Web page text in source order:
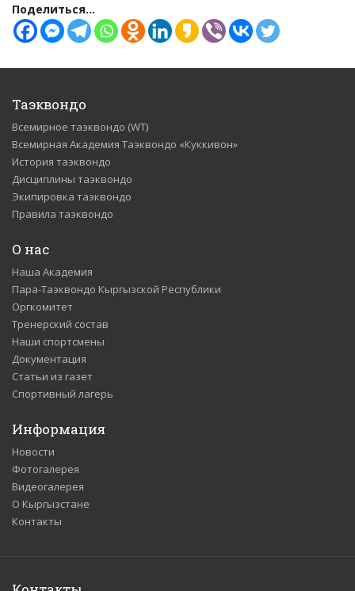
Поделиться...
Таэквондо
Всемирное таэквондо (WT)
Всемирная Академия Таэквондо «Куккивон»
История таэквондо
Дисциплины таэквондо
Экипировка таэквондо
Правила таэквондо
О нас
Наша Академия
Пара-Таэквондо Кыргызской Республики
Оргкомитет
Тренерский состав
Наши спортсмены
Документация
Статьи из газет
Спортивный лагерь
Информация
Новости
Фотогалерея
Видеогалерея
О Кыргызстане
Контакты